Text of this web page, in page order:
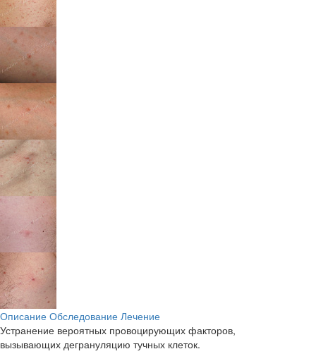
Описание Обследование Лечение
Устранение вероятных провоцирующих факторов,
вызывающих дегрануляцию тучных клеток.